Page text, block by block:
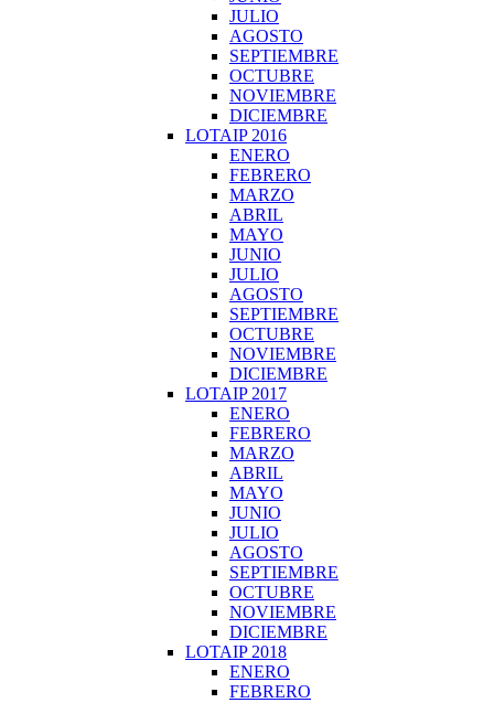
JULIO
AGOSTO
SEPTIEMBRE
OCTUBRE
NOVIEMBRE
DICIEMBRE
LOTAIP 2016
ENERO
FEBRERO
MARZO
ABRIL
MAYO
JUNIO
JULIO
AGOSTO
SEPTIEMBRE
OCTUBRE
NOVIEMBRE
DICIEMBRE
LOTAIP 2017
ENERO
FEBRERO
MARZO
ABRIL
MAYO
JUNIO
JULIO
AGOSTO
SEPTIEMBRE
OCTUBRE
NOVIEMBRE
DICIEMBRE
LOTAIP 2018
ENERO
FEBRERO